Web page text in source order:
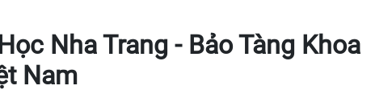
Nha Trang - Bảo Tàng Khoa
Nam